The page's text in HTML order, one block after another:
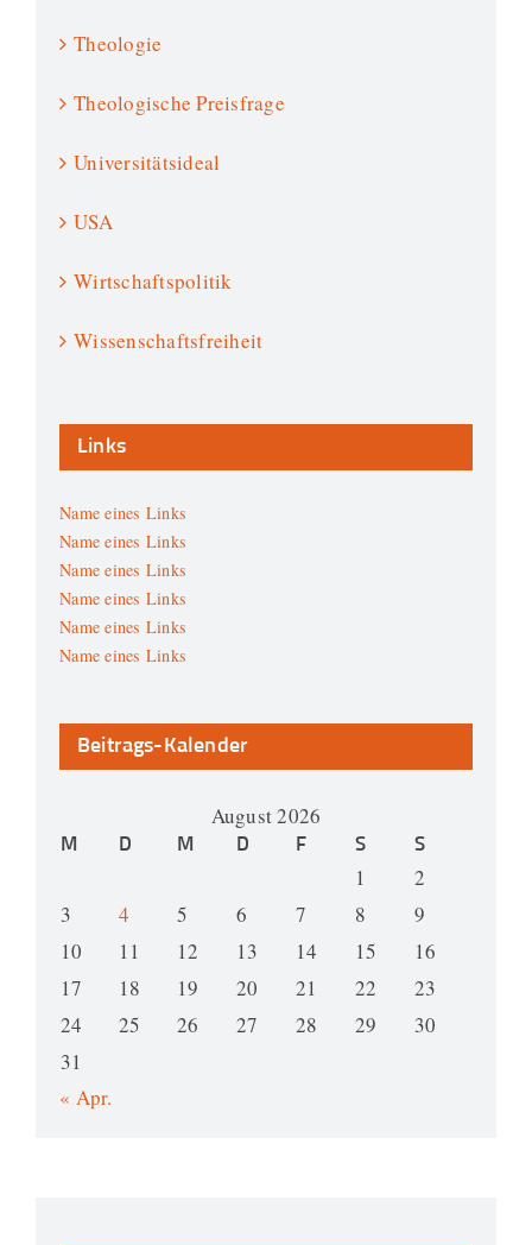
Theologie
Theologische Preisfrage
Universitätsideal
USA
Wirtschaftspolitik
Wissenschaftsfreiheit
Links
Name eines Links
Name eines Links
Name eines Links
Name eines Links
Name eines Links
Name eines Links
Beitrags-Kalender
August 2026
M D M D F S S
1
2
3
4 5 6 7 8
9
10
11 12 13 14 15
16
17
18 19 20 21 22
23
24
25 26 27 28 29
30
31
« Apr.